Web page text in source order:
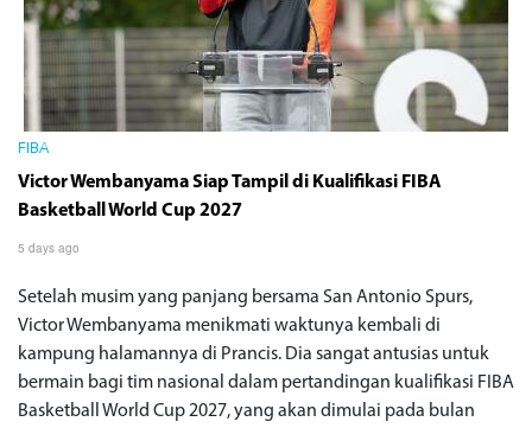
FIBA
Victor Wembanyama Siap Tampil di Kualifikasi FIBA
Basketball World Cup 2027
5 days ago
Setelah musim yang panjang bersama San Antonio Spurs,
Victor Wembanyama menikmati waktunya kembali di
kampung halamannya di Prancis. Dia sangat antusias untuk
bermain bagi tim nasional dalam pertandingan kualifikasi FIBA
Basketball World Cup 2027, yang akan dimulai pada bulan